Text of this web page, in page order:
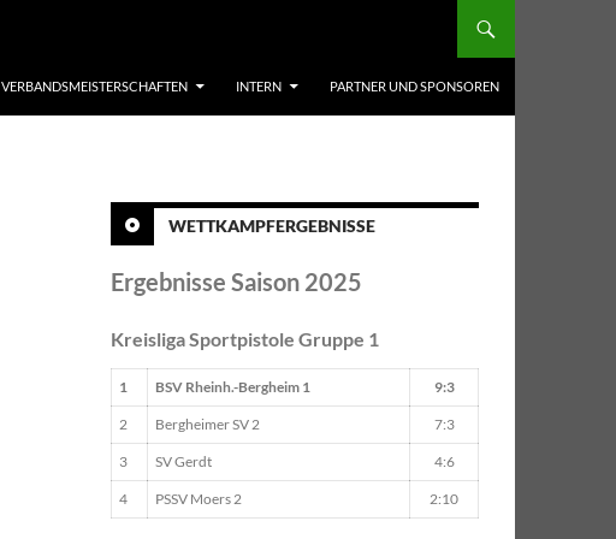
VERBANDSMEISTERSCHAFTEN INTERN PARTNER UND SPONSOREN
WETTKAMPFERGEBNISSE
Ergebnisse Saison 2025
Kreisliga Sportpistole Gruppe 1
1 BSV Rheinh.-Bergheim 1 9:3
2 Bergheimer SV 2 7:3
3 SV Gerdt 4:6
4 PSSV Moers 2 2:10